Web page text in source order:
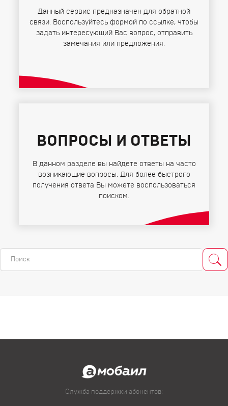
Данный сервис предназначен для обратной
связи. Воспользуйтесь формой по ссылке, чтобы
задать интересующий Вас вопрос, отправить
замечания или предложения.
ВОПРОСЫ И ОТВЕТЫ
В данном разделе вы найдете ответы на часто
возникающие вопросы. Для более быстрого
получения ответа Вы можете воспользоваться
поиском.
Служба поддержки абонентов: